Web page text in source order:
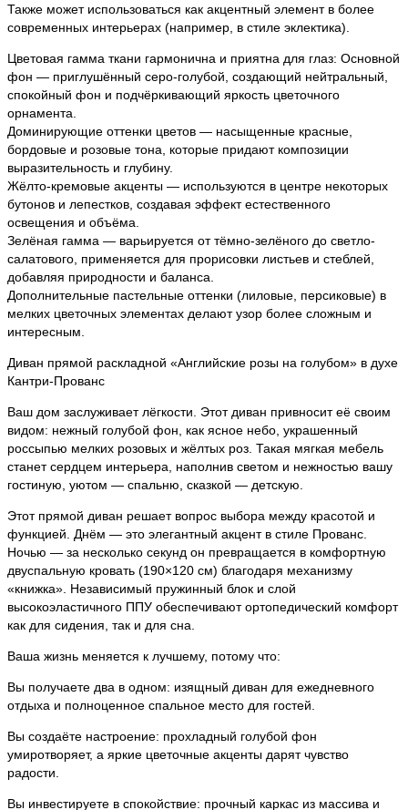
Также может использоваться как акцентный элемент в более
современных интерьерах (например, в стиле эклектика).
Цветовая гамма ткани гармонична и приятна для глаз: Основной
фон — приглушённый серо-голубой, создающий нейтральный,
спокойный фон и подчёркивающий яркость цветочного
орнамента.
Доминирующие оттенки цветов — насыщенные красные,
бордовые и розовые тона, которые придают композиции
выразительность и глубину.
Жёлто-кремовые акценты — используются в центре некоторых
бутонов и лепестков, создавая эффект естественного
освещения и объёма.
Зелёная гамма — варьируется от тёмно-зелёного до светло-
салатового, применяется для прорисовки листьев и стеблей,
добавляя природности и баланса.
Дополнительные пастельные оттенки (лиловые, персиковые) в
мелких цветочных элементах делают узор более сложным и
интересным.
Диван прямой раскладной «Английские розы на голубом» в духе
Кантри-Прованс
Ваш дом заслуживает лёгкости. Этот диван привносит её своим
видом: нежный голубой фон, как ясное небо, украшенный
россыпью мелких розовых и жёлтых роз. Такая мягкая мебель
станет сердцем интерьера, наполнив светом и нежностью вашу
гостиную, уютом — спальню, сказкой — детскую.
Этот прямой диван решает вопрос выбора между красотой и
функцией. Днём — это элегантный акцент в стиле Прованс.
Ночью — за несколько секунд он превращается в комфортную
двуспальную кровать (190×120 см) благодаря механизму
«книжка». Независимый пружинный блок и слой
высокоэластичного ППУ обеспечивают ортопедический комфорт
как для сидения, так и для сна.
Ваша жизнь меняется к лучшему, потому что:
Вы получаете два в одном: изящный диван для ежедневного
отдыха и полноценное спальное место для гостей.
Вы создаёте настроение: прохладный голубой фон
умиротворяет, а яркие цветочные акценты дарят чувство
радости.
Вы инвестируете в спокойствие: прочный каркас из массива и